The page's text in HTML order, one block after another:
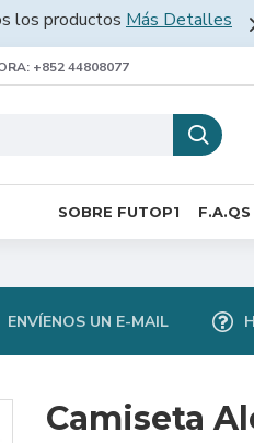
los productos Más Detalles
+852 44808077
SOBRE FUTOP1 F.A.QS
ENVÍENOS UN E-MAIL
Camiseta